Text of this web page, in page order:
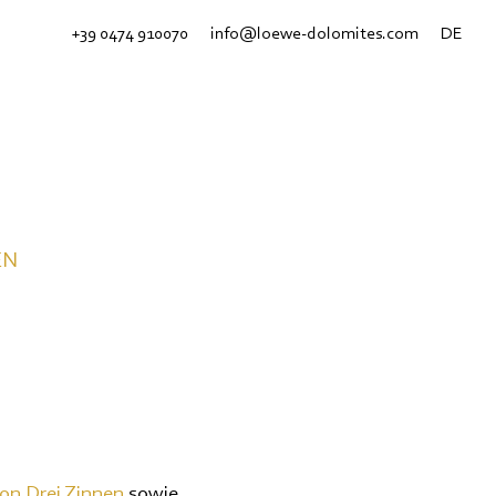
+39 0474 910070 info@loewe-dolomites.com DE